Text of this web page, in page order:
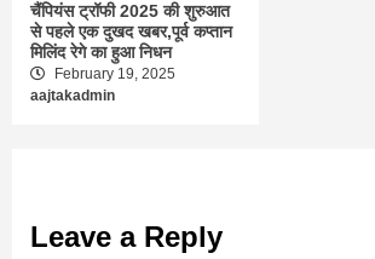
चैंपियंस ट्रॉफी 2025 की शुरुआत
से पहले एक दुखद खबर,पूर्व कप्तान
मिलिंद रेगे का हुआ निधन
February 19, 2025
aajtakadmin
Leave a Reply